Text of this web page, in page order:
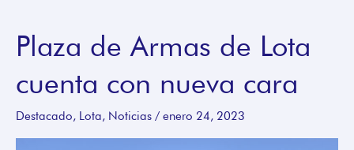
Plaza de Armas de Lota
cuenta con nueva cara
Destacado, Lota, Noticias / enero 24, 2023
Plaza
de
Armas
Lota